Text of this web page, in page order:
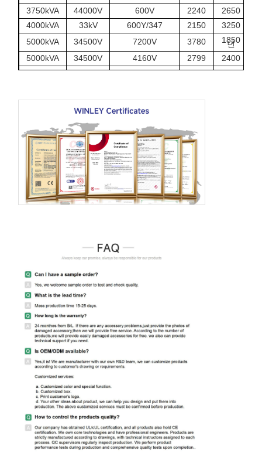
3750kVA
44000V 600V 2240 2650
4000kVA
33kV 600Y/347 2150 3250
5000kVA
34500V 7200V 3780 1850
년
5000kVA
34500V 4160V 2799 2400
6300kVA
35000V 400V 3520 2820
7500kVA
27600Y 4160V 3350